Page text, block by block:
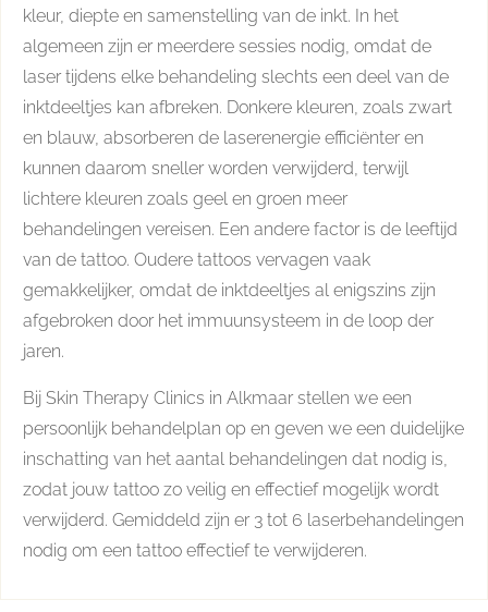
kleur, diepte en samenstelling van de inkt. In het
algemeen zijn er meerdere sessies nodig, omdat de
laser tijdens elke behandeling slechts een deel van de
inktdeeltjes kan afbreken. Donkere kleuren, zoals zwart
en blauw, absorberen de laserenergie efficiënter en
kunnen daarom sneller worden verwijderd, terwijl
lichtere kleuren zoals geel en groen meer
behandelingen vereisen. Een andere factor is de leeftijd
van de tattoo. Oudere tattoos vervagen vaak
gemakkelijker, omdat de inktdeeltjes al enigszins zijn
afgebroken door het immuunsysteem in de loop der
jaren.
Bij Skin Therapy Clinics in Alkmaar stellen we een
persoonlijk behandelplan op en geven we een duidelijke
inschatting van het aantal behandelingen dat nodig is,
zodat jouw tattoo zo veilig en effectief mogelijk wordt
verwijderd. Gemiddeld zijn er 3 tot 6 laserbehandelingen
nodig om een tattoo effectief te verwijderen.